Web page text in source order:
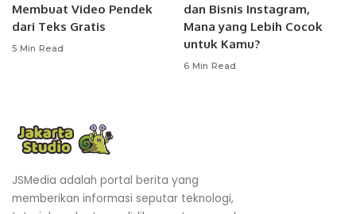
Membuat Video Pendek
dari Teks Gratis
5 Min Read
dan Bisnis Instagram,
Mana yang Lebih Cocok
untuk Kamu?
6 Min Read
JSMedia adalah portal berita yang
memberikan informasi seputar teknologi,